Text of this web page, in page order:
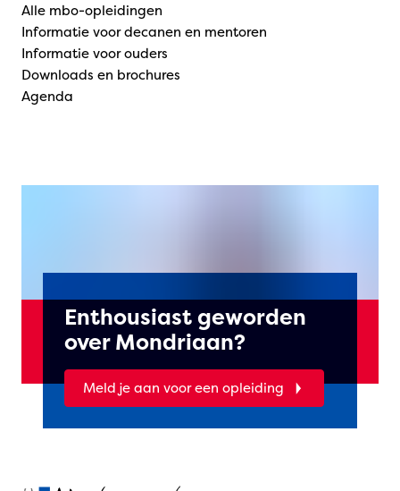
Alle mbo-opleidingen
Informatie voor decanen en mentoren
Informatie voor ouders
Downloads en brochures
Agenda
Enthousiast geworden
over Mondriaan?
Meld je aan voor een opleiding